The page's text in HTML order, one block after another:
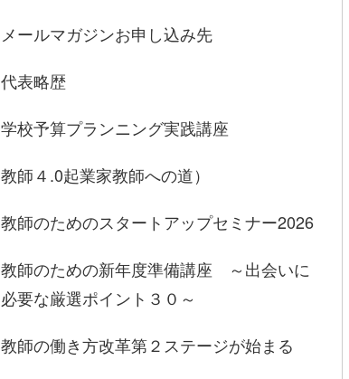
メールマガジンお申し込み先
代表略歴
学校予算プランニング実践講座
教師４.0起業家教師への道）
教師のためのスタートアップセミナー2026
教師のための新年度準備講座 ～出会いに
必要な厳選ポイント３０～
教師の働き方改革第２ステージが始まる